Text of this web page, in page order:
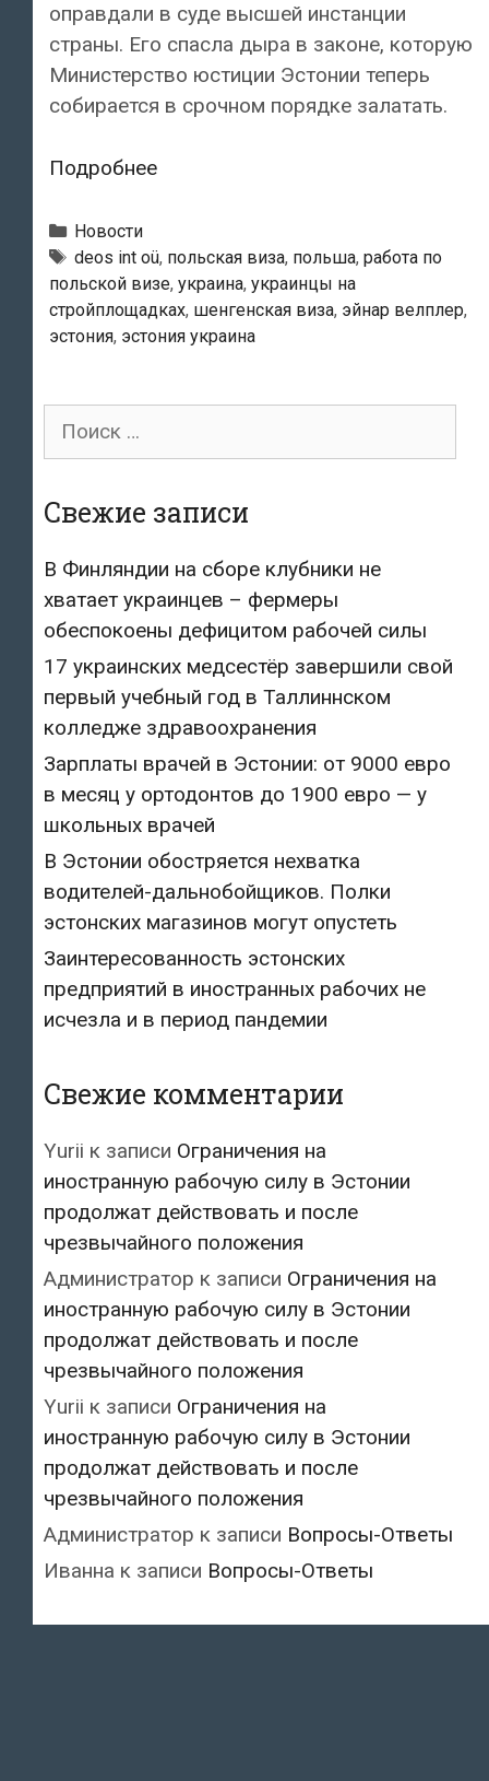
оправдали в суде высшей инстанции
страны. Его спасла дыра в законе, которую
Министерство юстиции Эстонии теперь
собирается в срочном порядке залатать.
ПодробнееБрак
принес
эстонскому
строительному
бизнесмену
Велплеру
Государственном
Рубрики
Новости
Теги
deos int oü, польская виза, польша, работа по
польской визе, украина, украинцы на
стройплощадках, шенгенская виза, эйнар велплер,
эстония, эстония украина
Поиск
Свежие записи
В Финляндии на сборе клубники не
хватает украинцев – фермеры
обеспокоены дефицитом рабочей силы
17 украинских медсестёр завершили свой
первый учебный год в Таллиннском
колледже здравоохранения
Зарплаты врачей в Эстонии: от 9000 евро
в месяц у ортодонтов до 1900 евро — у
школьных врачей
В Эстонии обостряется нехватка
водителей-дальнобойщиков. Полки
эстонских магазинов могут опустеть
Заинтересованность эстонских
предприятий в иностранных рабочих не
исчезла и в период пандемии
Свежие комментарии
Yurii к записи Ограничения на
иностранную рабочую силу в Эстонии
продолжат действовать и после
чрезвычайного положения
Администратор к записи Ограничения на
иностранную рабочую силу в Эстонии
продолжат действовать и после
чрезвычайного положения
Yurii к записи Ограничения на
иностранную рабочую силу в Эстонии
продолжат действовать и после
чрезвычайного положения
Администратор к записи Вопросы-Ответы
Иванна к записи Вопросы-Ответы